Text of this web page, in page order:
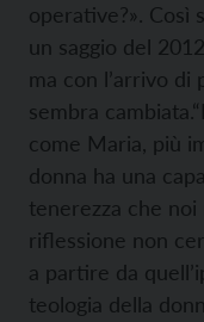
operative?». Così
un saggio del
ma con l’arrivo di
sembra
come Maria, più
donna ha una
tenerezza che noi
riflessione non
a partire da
teologia della